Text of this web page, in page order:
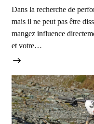
Dans la recherche de
mais il ne peut pas être
mangez influence
et votre…